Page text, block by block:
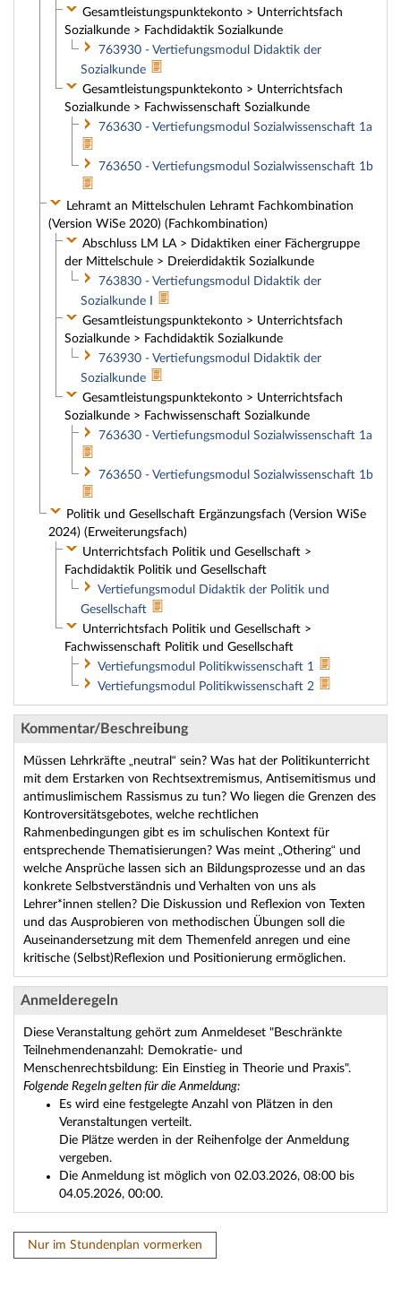
Gesamtleistungspunktekonto > Unterrichtsfach
Sozialkunde > Fachdidaktik Sozialkunde
763930 - Vertiefungsmodul Didaktik der
Sozialkunde
Gesamtleistungspunktekonto > Unterrichtsfach
Sozialkunde > Fachwissenschaft Sozialkunde
763630 - Vertiefungsmodul Sozialwissenschaft 1a
763650 - Vertiefungsmodul Sozialwissenschaft 1b
Lehramt an Mittelschulen Lehramt Fachkombination
(Version WiSe 2020) (Fachkombination)
Abschluss LM LA > Didaktiken einer Fächergruppe
der Mittelschule > Dreierdidaktik Sozialkunde
763830 - Vertiefungsmodul Didaktik der
Sozialkunde I
Gesamtleistungspunktekonto > Unterrichtsfach
Sozialkunde > Fachdidaktik Sozialkunde
763930 - Vertiefungsmodul Didaktik der
Sozialkunde
Gesamtleistungspunktekonto > Unterrichtsfach
Sozialkunde > Fachwissenschaft Sozialkunde
763630 - Vertiefungsmodul Sozialwissenschaft 1a
763650 - Vertiefungsmodul Sozialwissenschaft 1b
Politik und Gesellschaft Ergänzungsfach (Version WiSe
2024) (Erweiterungsfach)
Unterrichtsfach Politik und Gesellschaft >
Fachdidaktik Politik und Gesellschaft
Vertiefungsmodul Didaktik der Politik und
Gesellschaft
Unterrichtsfach Politik und Gesellschaft >
Fachwissenschaft Politik und Gesellschaft
Vertiefungsmodul Politikwissenschaft 1
Vertiefungsmodul Politikwissenschaft 2
Kommentar/Beschreibung
Müssen Lehrkräfte „neutral“ sein? Was hat der Politikunterricht
mit dem Erstarken von Rechtsextremismus, Antisemitismus und
antimuslimischem Rassismus zu tun? Wo liegen die Grenzen des
Kontroversitätsgebotes, welche rechtlichen
Rahmenbedingungen gibt es im schulischen Kontext für
entsprechende Thematisierungen? Was meint „Othering“ und
welche Ansprüche lassen sich an Bildungsprozesse und an das
konkrete Selbstverständnis und Verhalten von uns als
Lehrer*innen stellen? Die Diskussion und Reflexion von Texten
und das Ausprobieren von methodischen Übungen soll die
Auseinandersetzung mit dem Themenfeld anregen und eine
kritische (Selbst)Reflexion und Positionierung ermöglichen.
Anmelderegeln
Diese Veranstaltung gehört zum Anmeldeset "Beschränkte
Teilnehmendenanzahl: Demokratie- und
Menschenrechtsbildung: Ein Einstieg in Theorie und Praxis".
Folgende Regeln gelten für die Anmeldung:
Es wird eine festgelegte Anzahl von Plätzen in den
Veranstaltungen verteilt.
Die Plätze werden in der Reihenfolge der Anmeldung
vergeben.
Die Anmeldung ist möglich von 02.03.2026, 08:00 bis
04.05.2026, 00:00.
Nur im Stundenplan vormerken